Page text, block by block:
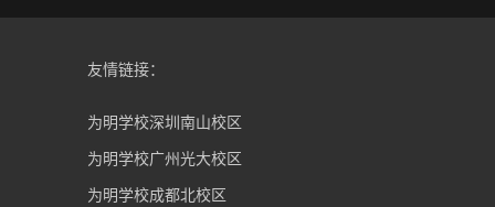
友情链接：
为明学校深圳南山校区
为明学校广州光大校区
为明学校成都北校区